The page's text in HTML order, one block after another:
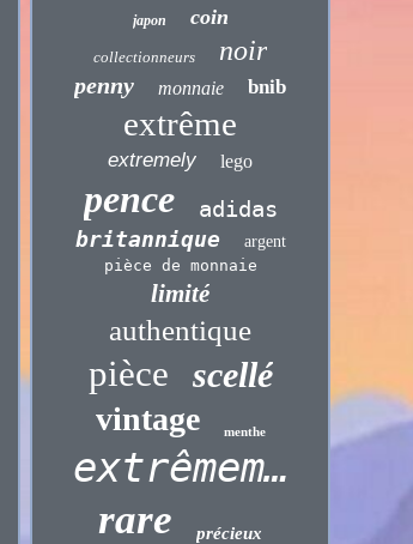
japon coin
collectionneurs noir
penny monnaie bnib
extrême
extremely lego
pence adidas
britannique
argent
pièce de monnaie
limité
authentique
pièce scellé
vintage menthe
extrêmement
rare précieux